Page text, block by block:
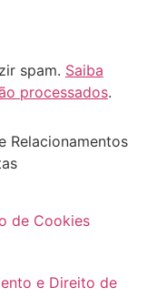
spam. Saiba
processados.
Relacionamentos
de Cookies
e Direito de